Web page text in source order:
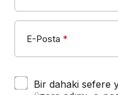
E-Posta *
Bir dahaki sefere